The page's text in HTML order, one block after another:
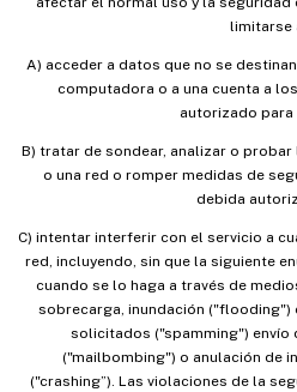
limitarse
A) acceder a datos que no se
computadora o a una cuenta a
autorizado para
B) tratar de sondear, analizar o
o una red o romper medidas de
debida
C) intentar interferir con el servicio a
red, incluyendo, sin que la siguiente
cuando se lo haga a través de
sobrecarga, inundación ("flooding")
solicitados ("spamming")
("mailbombing") o anulación de
("crashing”). Las violaciones de la